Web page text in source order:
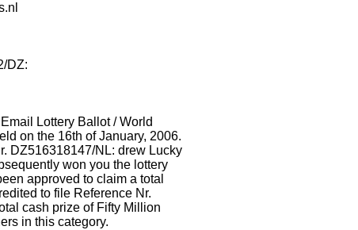
DZ:
Lottery Ballot / World
on the 16th of January, 2006.
DZ516318147/NL: drew Lucky
won you the lottery
approved to claim a total
to file Reference Nr.
cash prize of Fifty Million
in this category.